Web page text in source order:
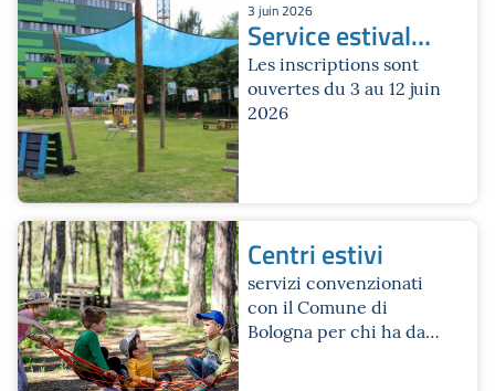
3 juin 2026
Service estival
Pollicino
Les inscriptions sont
ouvertes du 3 au 12 juin
2026
Centri estivi
servizi convenzionati
con il Comune di
Bologna per chi ha da 3